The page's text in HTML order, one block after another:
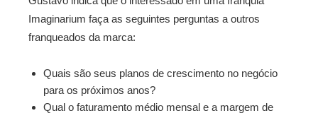
Imaginarium faça as seguintes perguntas a outros
franqueados da marca:
Quais são seus planos de crescimento no negócio
para os próximos anos?
Qual o faturamento médio mensal e a margem de